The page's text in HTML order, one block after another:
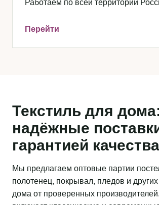
Работаем по всей территории
Перейти
Текстиль для
надёжные
гарантией качества
Мы предлагаем оптовые партии
полотенец, покрывал, пледов и
дома от проверенных